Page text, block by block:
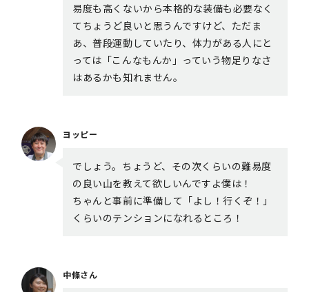
易度も高くないから本格的な装備も必要なく
てちょうど良いと思うんですけど、ただま
あ、普段運動していたり、体力がある人にと
っては「こんなもんか」っていう物足りなさ
はあるかも知れません。
ヨッピー
でしょう。ちょうど、その次くらいの難易度
の良い山を教えて欲しいんですよ僕は！
ちゃんと事前に準備して「よし！行くぞ！」
くらいのテンションになれるところ！
中條さん